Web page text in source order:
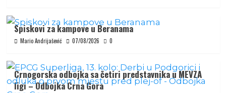
Spiskovi za kampove u Beranama
Mario Andrijašević 07/08/2026 0
Crnogorska odbojka sa četiri predstavnika u MEVZA
ligi – Odbojka Crna Gora